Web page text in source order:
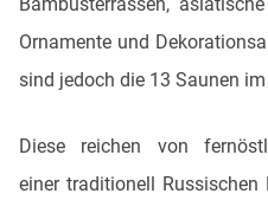
Ornamente und
sind jedoch die 13 Saunen
Diese reichen von
einer traditionell